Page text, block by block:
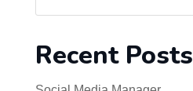
Recent Posts